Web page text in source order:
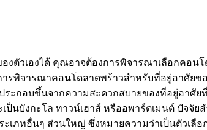
งตัวเองได้ คุณอาจต้องการพิจารณาเลือกคอ
จารณาคอนโดลาดพร้าวสำหรับที่อยู่อาศัยข
กอบขึ้นจากความสะดวกสบายของที่อยู่อาศั
บังกะโล ทาวน์เฮาส์ หรืออพาร์ตเมนต์ ปัจจั
ภทอื่นๆ ส่วนใหญ่ ซึ่งหมายความว่าเป็นตัวเลื